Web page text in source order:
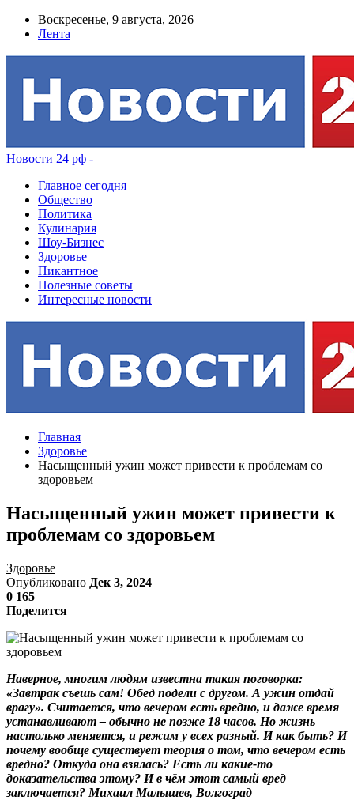
Воскресенье, 9 августа, 2026
Лента
Новости 24 рф -
Главное сегодня
Общество
Политика
Кулинария
Шоу-Бизнес
Здоровье
Пикантное
Полезные советы
Интересные новости
Главная
Здоровье
Насыщенный ужин может привести к проблемам со
здоровьем
Насыщенный ужин может привести к
проблемам со здоровьем
Здоровье
Опубликовано Дек 3, 2024
0 165
Поделится
Наверное, многим людям известна такая поговорка:
«Завтрак съешь сам! Обед подели с другом. А ужин отдай
врагу». Считается, что вечером есть вредно, и даже время
устанавливают – обычно не позже 18 часов. Но жизнь
настолько меняется, и режим у всех разный. И как быть? И
почему вообще существует теория о том, что вечером есть
вредно? Откуда она взялась? Есть ли какие-то
доказательства этому? И в чём этот самый вред
заключается? Михаил Малышев, Волгоград